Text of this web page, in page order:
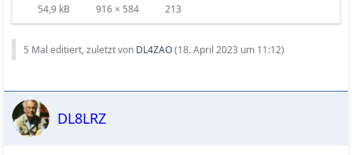
54,9 kB 916 × 584 213
5 Mal editiert, zuletzt von DL4ZAO(18. April 2023 um 11:12)
DL8LRZ